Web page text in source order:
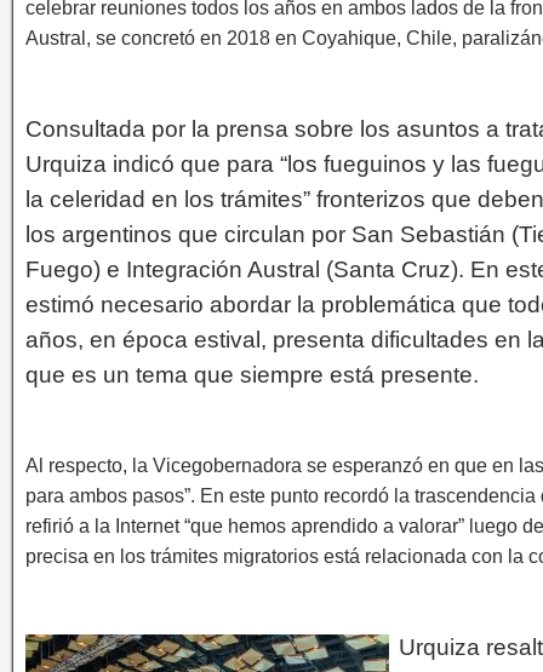
celebrar reuniones todos los años en ambos lados de la
Austral, se concretó en 2018 en Coyahique, Chile,
Consultada por la prensa sobre los asuntos a
Urquiza indicó que para “los fueguinos y las
la celeridad en los trámites” fronterizos que
los argentinos que circulan por San Sebastián
Fuego) e Integración Austral (Santa Cruz). En
estimó necesario abordar la problemática que
años, en época estival, presenta dificultades en
que es un tema que siempre está presente.
Al respecto, la Vicegobernadora se esperanzó en que en
para ambos pasos”. En este punto recordó la
refirió a la Internet “que hemos aprendido a valorar” luego
precisa en los trámites migratorios está relacionada con la
Urquiza